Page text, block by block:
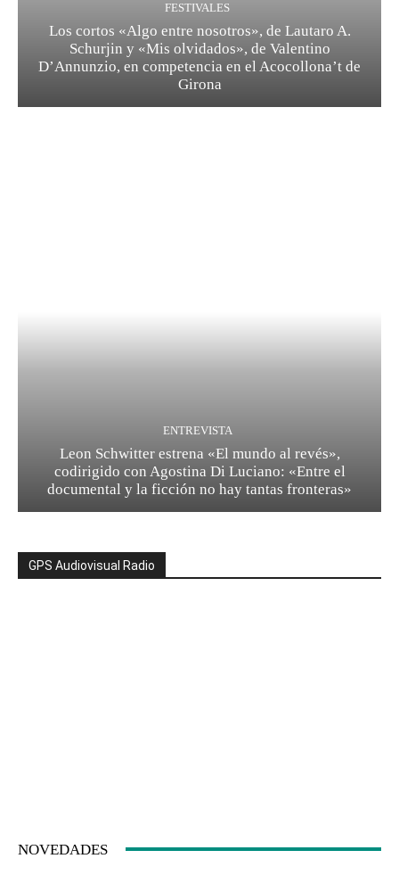
FESTIVALES
Los cortos «Algo entre nosotros», de Lautaro A.
Schurjin y «Mis olvidados», de Valentino
D’Annunzio, en competencia en el Acocollona’t de
Girona
ENTREVISTA
Leon Schwitter estrena «El mundo al revés»,
codirigido con Agostina Di Luciano: «Entre el
documental y la ficción no hay tantas fronteras»
GPS Audiovisual Radio
NOVEDADES